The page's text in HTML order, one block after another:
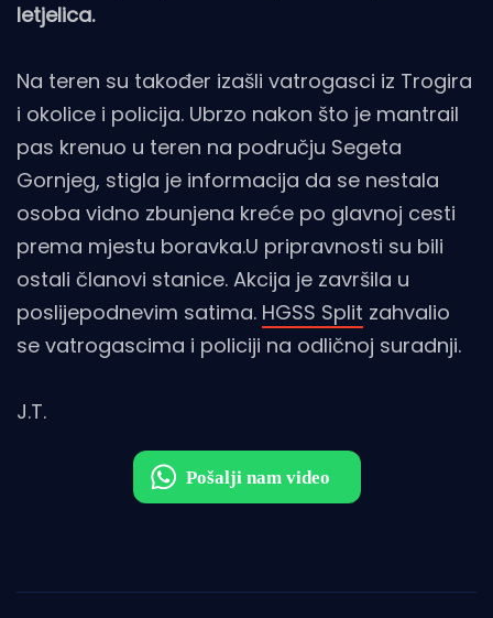
letjelica.
Na teren su također izašli vatrogasci iz Trogira
i okolice i policija. Ubrzo nakon što je mantrail
pas krenuo u teren na području Segeta
Gornjeg, stigla je informacija da se nestala
osoba vidno zbunjena kreće po glavnoj cesti
prema mjestu boravka.U pripravnosti su bili
ostali članovi stanice. Akcija je završila u
poslijepodnevim satima. HGSS Split zahvalio
se vatrogascima i policiji na odličnoj suradnji.
J.T.